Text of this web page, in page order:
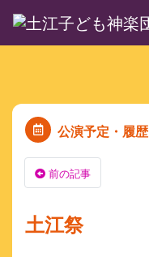
公演予定・履歴
前の記事
土江祭